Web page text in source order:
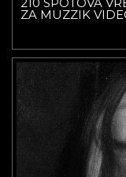
210 SPOTOVA
ZA MUZZIK